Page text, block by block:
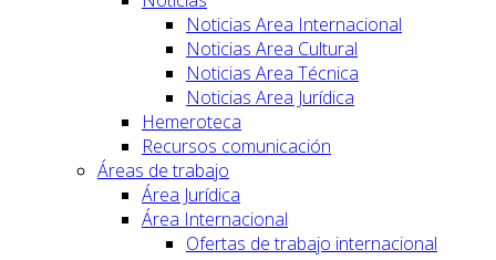
Noticias Area Internacional
Noticias Area Cultural
Noticias Area Técnica
Noticias Area Jurídica
Hemeroteca
Recursos comunicación
Áreas de trabajo
Área Jurídica
Área Internacional
Ofertas de trabajo internacional